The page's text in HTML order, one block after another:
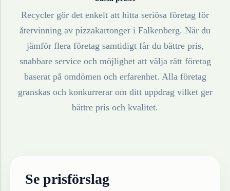
Recycler gör det enkelt att hitta seriösa företag för
återvinning av pizzakartonger i Falkenberg. När du
jämför flera företag samtidigt får du bättre pris,
snabbare service och möjlighet att välja rätt företag
baserat på omdömen och erfarenhet. Alla företag
granskas och konkurrerar om ditt uppdrag vilket ger
bättre pris och kvalitet.
Se prisförslag